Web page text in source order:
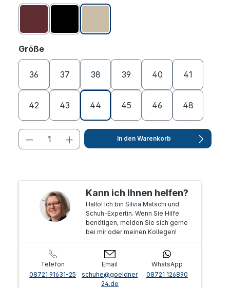
Größeauswählen
36 37 38 39 40 41
42 43 44 45 46 48
In den Warenkorb
Kann ich Ihnen helfen?
Hallo! Ich bin Silvia Matschi und
Schuh-Expertin. Wenn Sie Hilfe
benötigen, melden Sie sich gerne
bei mir oder meinen Kollegen!
Telefon
08721 91631-25
Email
schuhe@goeldner
24.de
WhatsApp
08721 126890